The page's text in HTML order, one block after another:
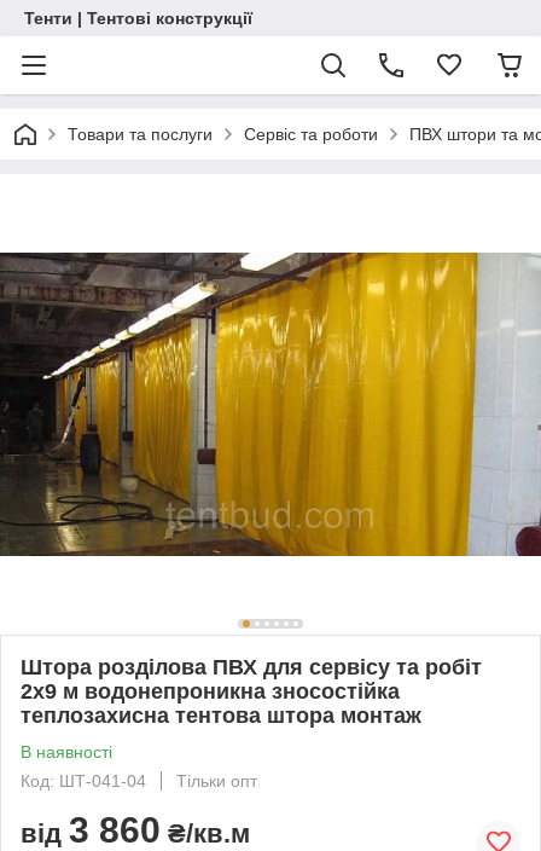
Тенти | Тентові конструкції
Товари та послуги Сервіс та роботи ПВХ штори та
Штора розділова ПВХ для сервісу та робіт
2x9 м водонепроникна зносостійка
теплозахисна тентова штора монтаж
В наявності
Код: ШТ-041-04
Тільки опт
від 3 860 ₴/кв.м